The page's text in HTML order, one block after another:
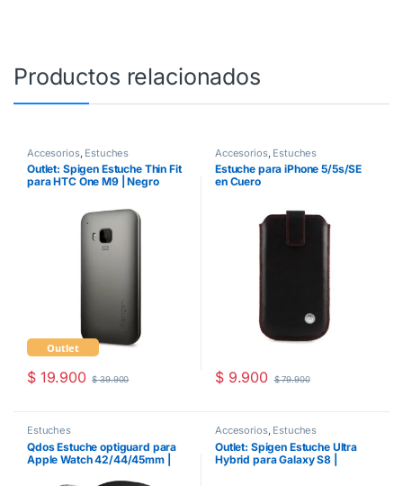
Productos relacionados
Accesorios, Estuches
Outlet: Spigen Estuche Thin Fit
para HTC One M9 | Negro
Outlet
$19.900 $39.900
Accesorios, Estuches
Estuche para iPhone 5/5s/SE
en Cuero
$9.900 $79.900
Estuches
Qdos Estuche optiguard para
Apple Watch 42/44/45mm |
Accesorios, Estuches
Outlet: Spigen Estuche Ultra
Hybrid para Galaxy S8 |